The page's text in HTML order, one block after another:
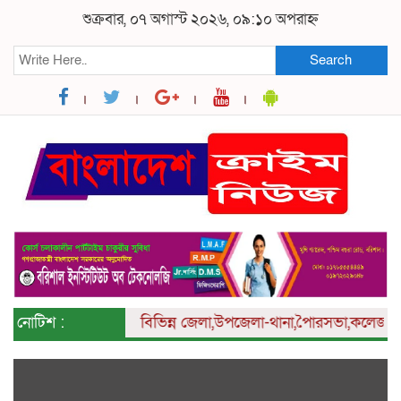
শুক্রবার, ০৭ অগাস্ট ২০২৬, ০৯:১০ অপরাহ্ন
Search
নোটিশ : বিভিন্নজেলা,উপজেলা-থানা,পৈারসভা,কলেজ ও